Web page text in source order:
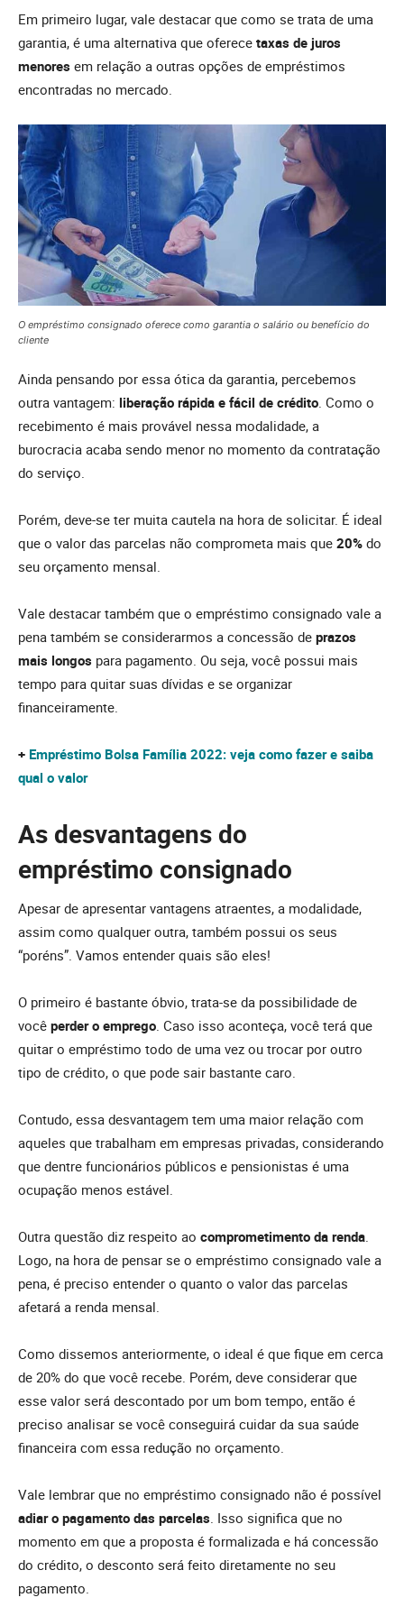
Em primeiro lugar, vale destacar que como se trata de uma
garantia, é uma alternativa que oferece taxas de juros
menores em relação a outras opções de empréstimos
encontradas no mercado.
O empréstimo consignado oferece como garantia o salário ou benefício do
cliente
Ainda pensando por essa ótica da garantia, percebemos
outra vantagem: liberação rápida e fácil de crédito . Como o
recebimento é mais provável nessa modalidade, a
burocracia acaba sendo menor no momento da contratação
do serviço.
Porém, deve-se ter muita cautela na hora de solicitar. É ideal
que o valor das parcelas não comprometa mais que 20% do
seu orçamento mensal.
Vale destacar também que o empréstimo consignado vale a
pena também se considerarmos a concessão de prazos
mais longos para pagamento. Ou seja, você possui mais
tempo para quitar suas dívidas e se organizar
financeiramente.
+ Empréstimo Bolsa Família 2022: veja como fazer e saiba
qual o valor
As desvantagens do
empréstimo consignado
Apesar de apresentar vantagens atraentes, a modalidade,
assim como qualquer outra, também possui os seus
“poréns”. Vamos entender quais são eles!
O primeiro é bastante óbvio, trata-se da possibilidade de
você perder o emprego . Caso isso aconteça, você terá que
quitar o empréstimo todo de uma vez ou trocar por outro
tipo de crédito, o que pode sair bastante caro.
Contudo, essa desvantagem tem uma maior relação com
aqueles que trabalham em empresas privadas, considerando
que dentre funcionários públicos e pensionistas é uma
ocupação menos estável.
Outra questão diz respeito ao comprometimento da renda
Logo, na hora de pensar se o empréstimo consignado vale a
pena, é preciso entender o quanto o valor das parcelas
afetará a renda mensal.
Como dissemos anteriormente, o ideal é que fique em cerca
de 20% do que você recebe. Porém, deve considerar que
esse valor será descontado por um bom tempo, então é
preciso analisar se você conseguirá cuidar da sua saúde
financeira com essa redução no orçamento.
Vale lembrar que no empréstimo consignado não é possível
adiar o pagamento das parcelas . Isso significa que no
momento em que a proposta é formalizada e há concessão
do crédito, o desconto será feito diretamente no seu
pagamento.